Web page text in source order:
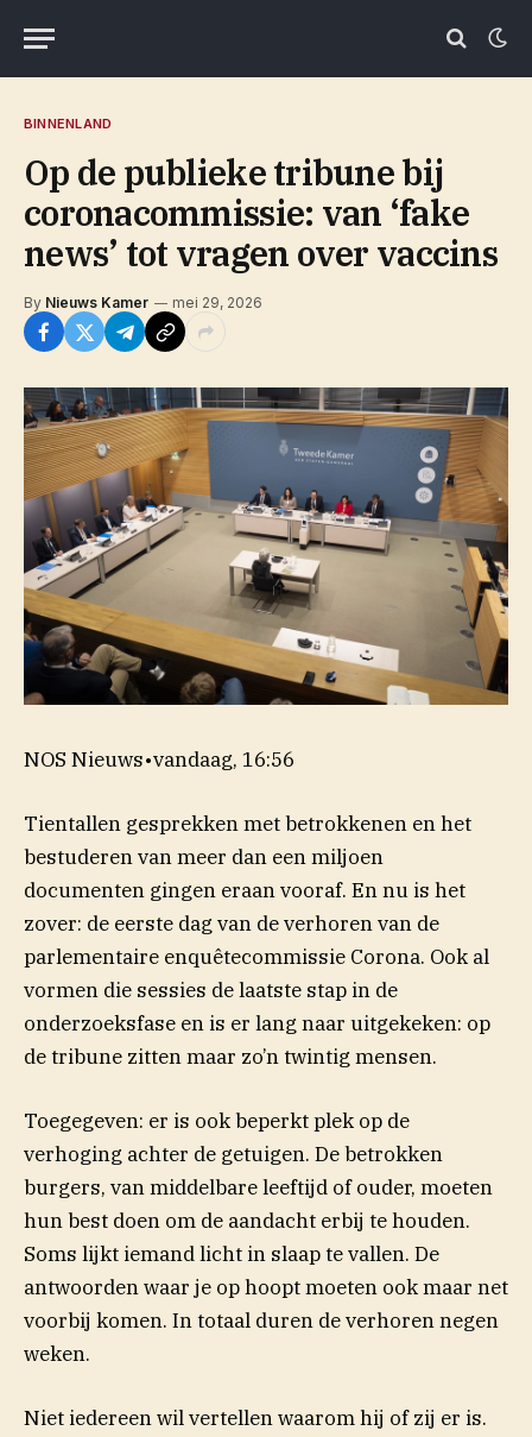
BINNENLAND
Op de publieke tribune bij
coronacommissie: van ‘fake
news’ tot vragen over vaccins
By Nieuws Kamer mei 29, 2026
NOS Nieuws•vandaag, 16:56
Tientallen gesprekken met betrokkenen en het
bestuderen van meer dan een miljoen
documenten gingen eraan vooraf. En nu is het
zover: de eerste dag van de verhoren van de
parlementaire enquêtecommissie Corona. Ook al
vormen die sessies de laatste stap in de
onderzoeksfase en is er lang naar uitgekeken: op
de tribune zitten maar zo’n twintig mensen.
Toegegeven: er is ook beperkt plek op de
verhoging achter de getuigen. De betrokken
burgers, van middelbare leeftijd of ouder, moeten
hun best doen om de aandacht erbij te houden.
Soms lijkt iemand licht in slaap te vallen. De
antwoorden waar je op hoopt moeten ook maar net
voorbij komen. In totaal duren de verhoren negen
weken.
Niet iedereen wil vertellen waarom hij of zij er is.